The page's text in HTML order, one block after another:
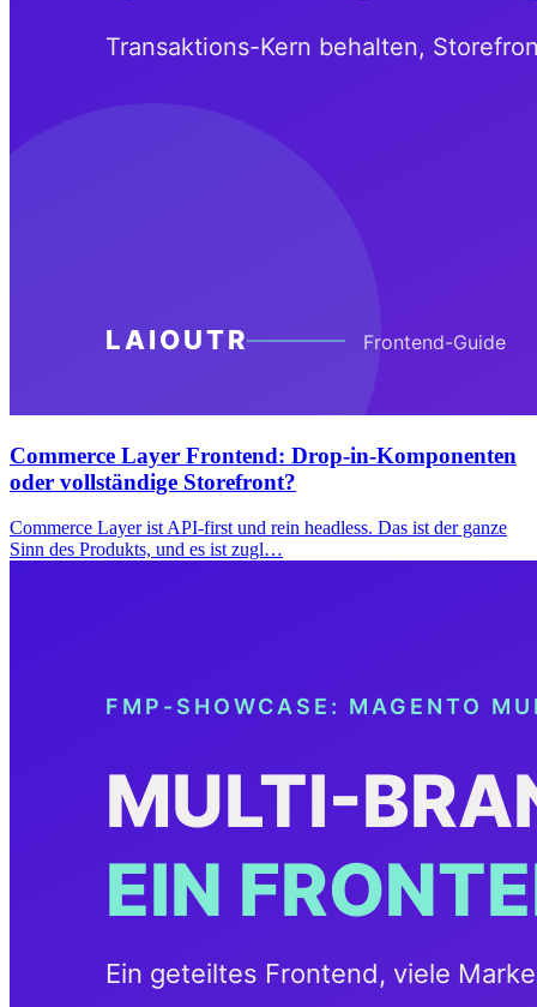
Commerce Layer Frontend: Drop-in-Komponenten
oder vollständige Storefront?
Commerce Layer ist API-first und rein headless. Das ist der ganze
Sinn des Produkts, und es ist zugl…